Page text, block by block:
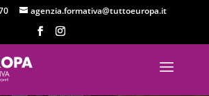
agenzia.formativa@tuttoeuropa.it